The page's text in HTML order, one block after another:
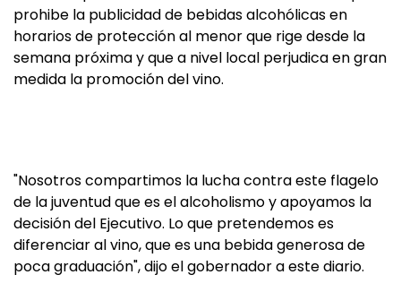
prohibe la publicidad de bebidas alcohólicas en
horarios de protección al menor que rige desde la
semana próxima y que a nivel local perjudica en gran
medida la promoción del vino.
"Nosotros compartimos la lucha contra este flagelo
de la juventud que es el alcoholismo y apoyamos la
decisión del Ejecutivo. Lo que pretendemos es
diferenciar al vino, que es una bebida generosa de
poca graduación", dijo el gobernador a este diario.